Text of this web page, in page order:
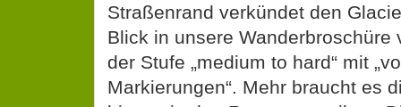
Straßenrand verkündet den
Blick in unsere Wanderbroschüre
der Stufe „medium to hard“ mit
Markierungen“. Mehr braucht es